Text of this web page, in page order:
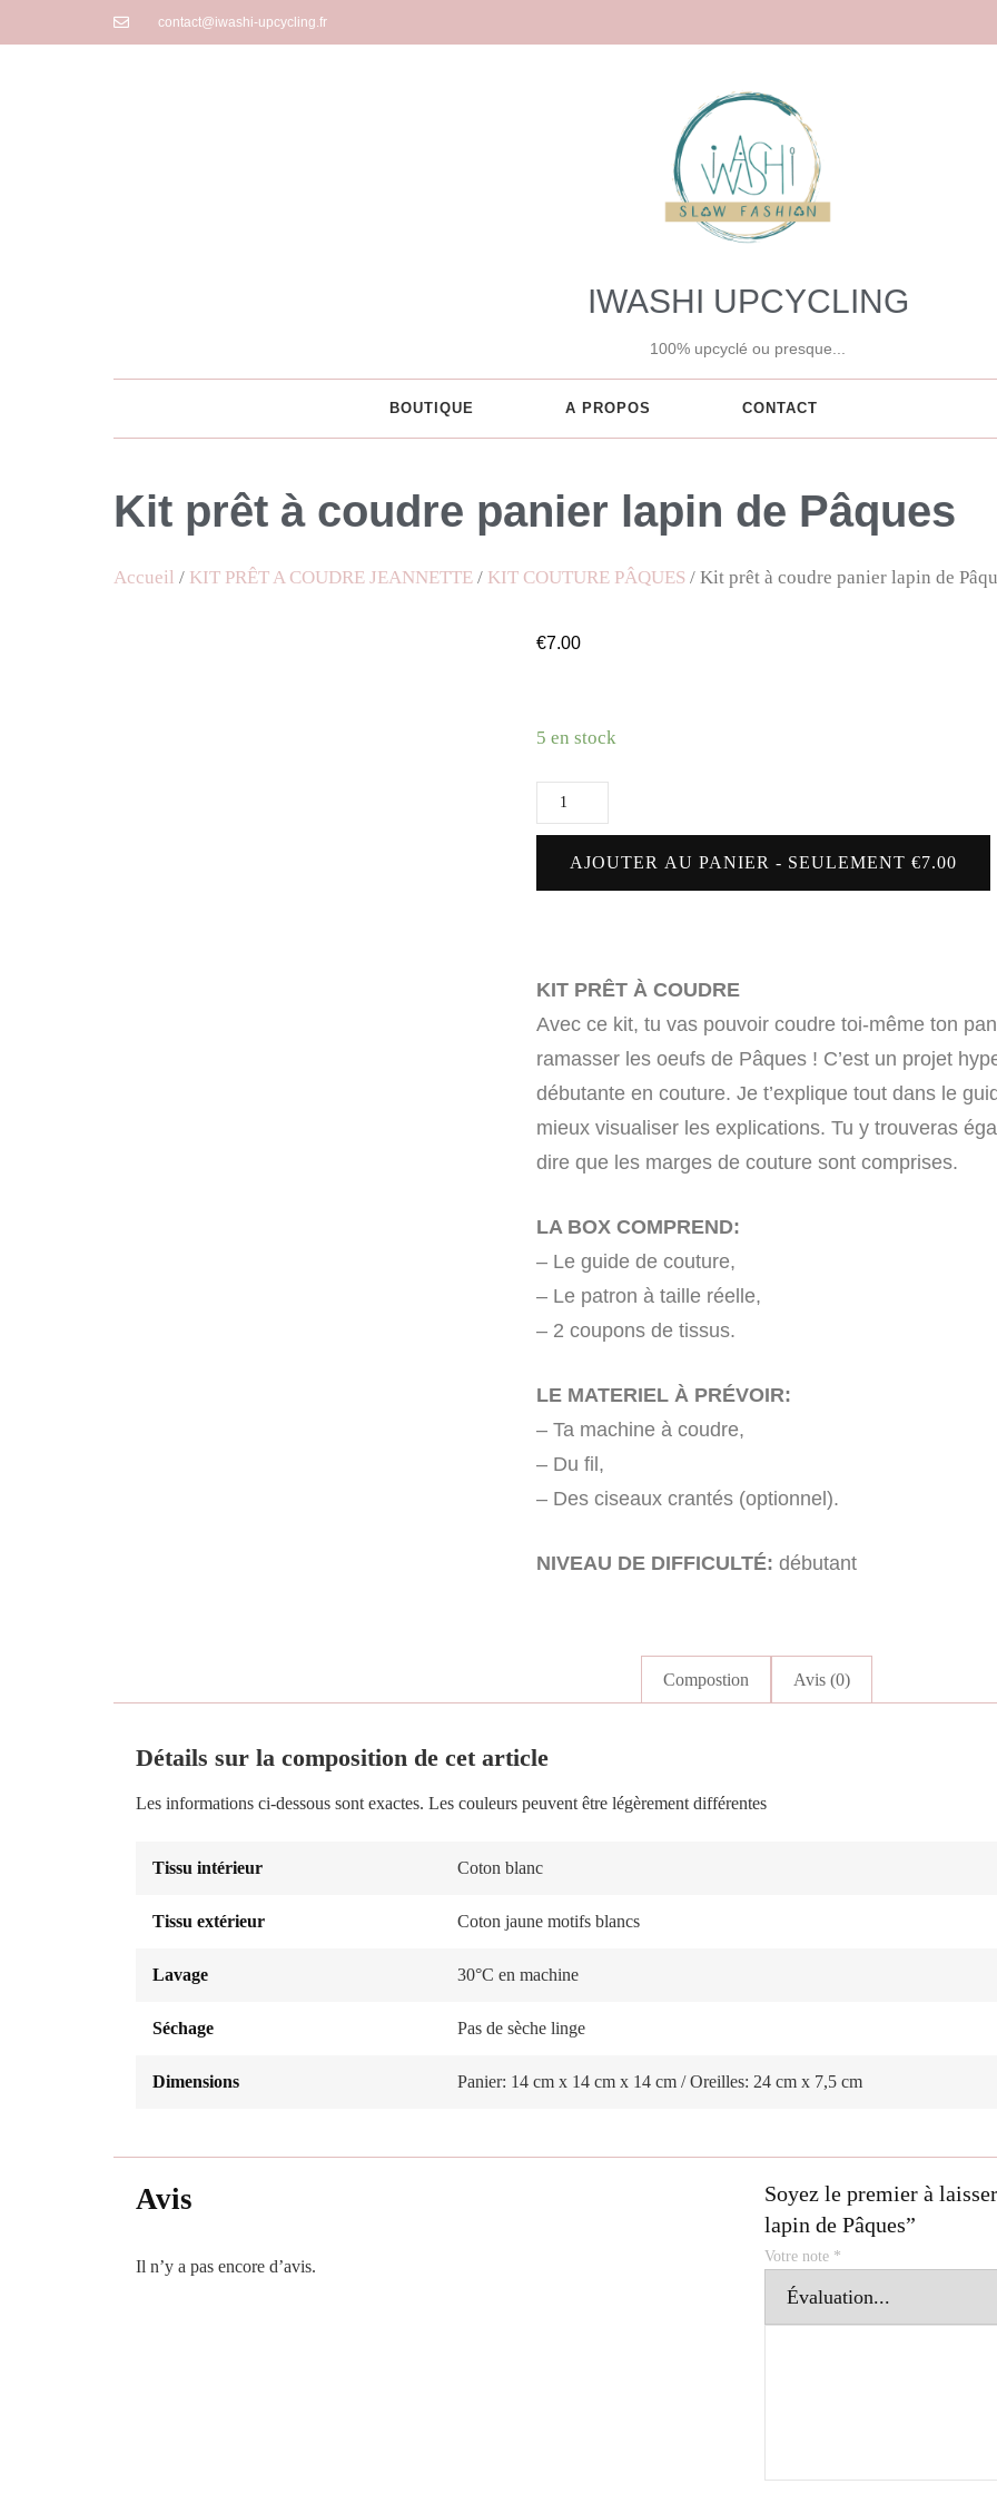
contact@iwashi-upcycling.fr
IWASHI UPCYCLING
100% upcyclé ou presque...
BOUTIQUE A PROPOS CONTACT
Kit prêt à coudre panier lapin de Pâques
Accueil / KIT PRÊT A COUDRE JEANNETTE / KIT COUTURE PÂQUES / Kit prêt à coudre panier lapin de
€7.00
5 en stock
AJOUTER AU PANIER - SEULEMENT €7.00
KIT PRÊT À COUDRE
Avec ce kit, tu vas pouvoir coudre toi-même ton
ramasser les oeufs de Pâques ! C’est un projet
débutante en couture. Je t’explique tout dans le
mieux visualiser les explications. Tu y trouveras
dire que les marges de couture sont comprises.
LA BOX COMPREND:
– Le guide de couture,
– Le patron à taille réelle,
– 2 coupons de tissus.
LE MATERIEL À PRÉVOIR:
– Ta machine à coudre,
– Du fil,
– Des ciseaux crantés (optionnel).
NIVEAU DE DIFFICULTÉ: débutant
Compostion Avis (0)
Détails sur la composition de cet article
Les informations ci-dessous sont exactes. Les couleurs peuvent être légèrement différentes
Tissu intérieur Coton blanc
Tissu extérieur Coton jaune motifs blancs
Lavage 30°C en machine
Séchage Pas de sèche linge
Dimensions Panier: 14 cm x 14 cm x 14 cm / Oreilles: 24 cm x 7,5 cm
Avis
Il n’y a pas encore d’avis.
Soyez le premier à
lapin de Pâques”
Votre note *